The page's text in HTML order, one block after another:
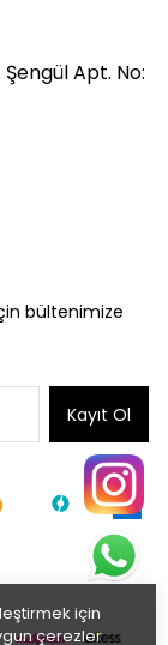
için
çerezler
Apt. No:
bültenimize
Kayıt Ol